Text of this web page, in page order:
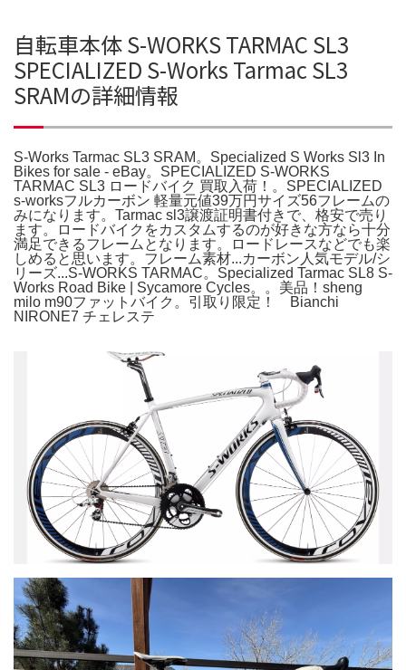
自転車本体 S-WORKS TARMAC SL3
SPECIALIZED S-Works Tarmac SL3
SRAMの詳細情報
S-Works Tarmac SL3 SRAM。Specialized S Works Sl3 In
Bikes for sale - eBay。SPECIALIZED S-WORKS
TARMAC SL3 ロードバイク 買取入荷！。SPECIALIZED
s-worksフルカーボン 軽量元値39万円サイズ56フレームの
みになります。Tarmac sl3譲渡証明書付きで、格安で売り
ます。ロードバイクをカスタムするのが好きな方なら十分
満足できるフレームとなります。ロードレースなどでも楽
しめると思います。フレーム素材...カーボン人気モデル/シ
リーズ...S-WORKS TARMAC。Specialized Tarmac SL8 S-
Works Road Bike | Sycamore Cycles。。美品！sheng
milo m90ファットバイク。引取り限定！ Bianchi
NIRONE7 チェレステ